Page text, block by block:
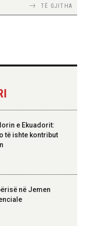
TIRANA DIPLOMAT
TIRANA DIPLOMAT
dhe Ismail
TË GJITHA
e Ekuadorit:
të ishte kontribut
në Jemen